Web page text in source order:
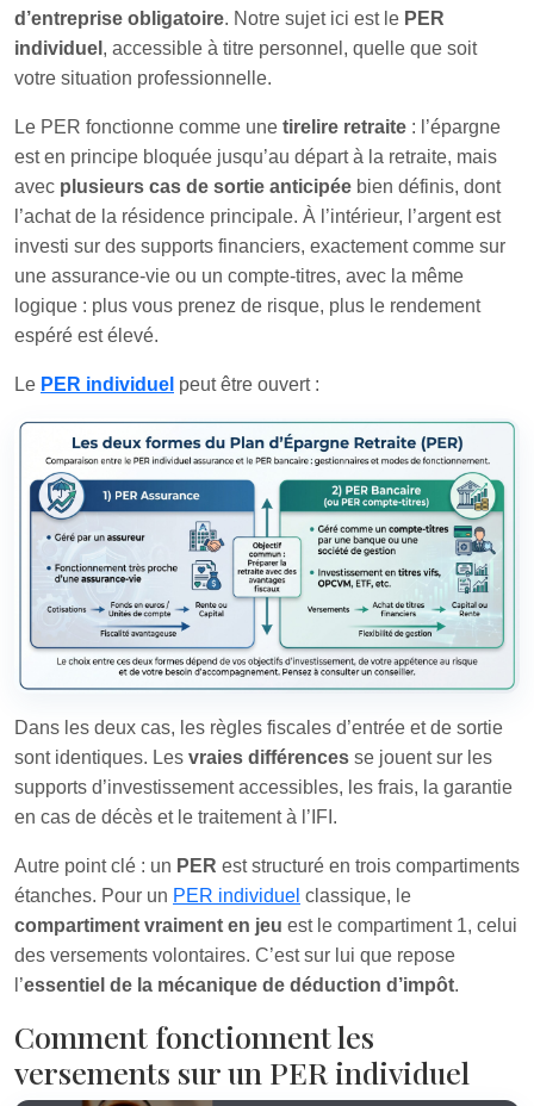
d’entreprise obligatoire. Notre sujet ici est le PER
individuel , accessible à titre personnel, quelle que soit
votre situation professionnelle.
Le PER fonctionne comme une tirelire retraite : l’épargne
est en principe bloquée jusqu’au départ à la retraite, mais
avec plusieurs cas de sortie anticipée bien définis, dont
l’achat de la résidence principale. À l’intérieur, l’argent est
investi sur des supports financiers, exactement comme sur
une assurance-vie ou un compte-titres, avec la même
logique : plus vous prenez de risque, plus le rendement
espéré est élevé.
Le PER individuel peut être ouvert :
Dans les deux cas, les règles fiscales d’entrée et de sortie
sont identiques. Les vraies différences se jouent sur les
supports d’investissement accessibles, les frais, la garantie
en cas de décès et le traitement à l’IFI.
Autre point clé : un PER est structuré en trois compartiments
étanches. Pour un PER individuel classique, le
compartiment vraiment en jeu est le compartiment 1, celui
des versements volontaires. C’est sur lui que repose
l’essentiel de la mécanique de déduction d’impôt.
Comment fonctionnent les
versements sur un PER individuel